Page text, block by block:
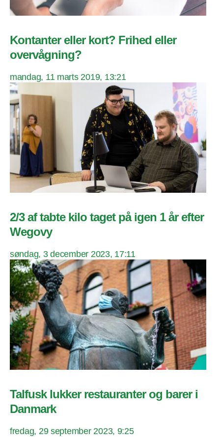
Kontanter eller kort? Frihed eller
overvågning?
mandag, 11 marts 2019, 13:21
2/3 af tabte kilo taget på igen 1 år efter
Wegovy
søndag, 3 december 2023, 17:11
Talfusk lukker restauranter og barer i
Danmark
fredag, 29 september 2023, 9:25